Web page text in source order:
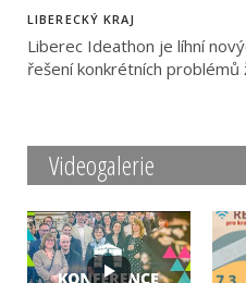
LIBERECKÝ KRAJ
Liberec Ideathon je líhní
řešení konkrétních problémů
Videogalerie